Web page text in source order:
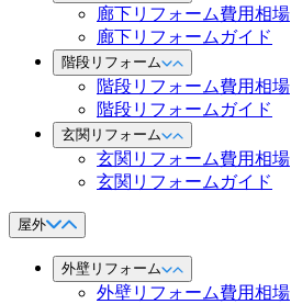
廊下リフォーム費用相場
廊下リフォームガイド
階段リフォーム
階段リフォーム費用相場
階段リフォームガイド
玄関リフォーム
玄関リフォーム費用相場
玄関リフォームガイド
屋外
外壁リフォーム
外壁リフォーム費用相場